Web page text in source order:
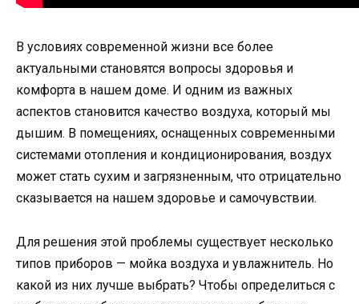
В условиях современной жизни все более
актуальными становятся вопросы здоровья и
комфорта в нашем доме. И одним из важных
аспектов становится качество воздуха, который мы
дышим. В помещениях, оснащенных современными
системами отопления и кондиционирования, воздух
может стать сухим и загрязненным, что отрицательно
сказывается на нашем здоровье и самочувствии.
Для решения этой проблемы существует несколько
типов приборов — мойка воздуха и увлажнитель. Но
какой из них лучше выбрать? Чтобы определиться с